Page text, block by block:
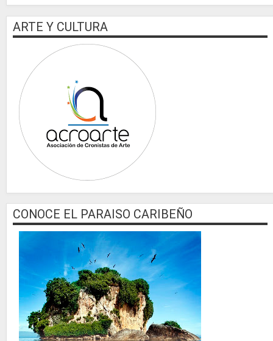
ARTE Y CULTURA
CONOCE EL PARAISO CARIBEÑO